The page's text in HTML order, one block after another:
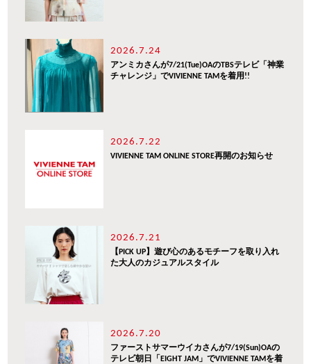
2026.7.24
アンミカさんが7/21(Tue)OAのTBSテレビ「神業
チャレンジ」でVIVIENNE TAMを着用!!
2026.7.22
VIVIENNE TAM ONLINE STORE再開のお知らせ
2026.7.21
【PICK UP】遊び心のあるモチーフを取り入れ
た大人のカジュアルスタイル
2026.7.20
ファーストサマーウイカさんが7/19(Sun)OAの
テレビ朝日「EIGHT JAM」でVIVIENNE TAMを着